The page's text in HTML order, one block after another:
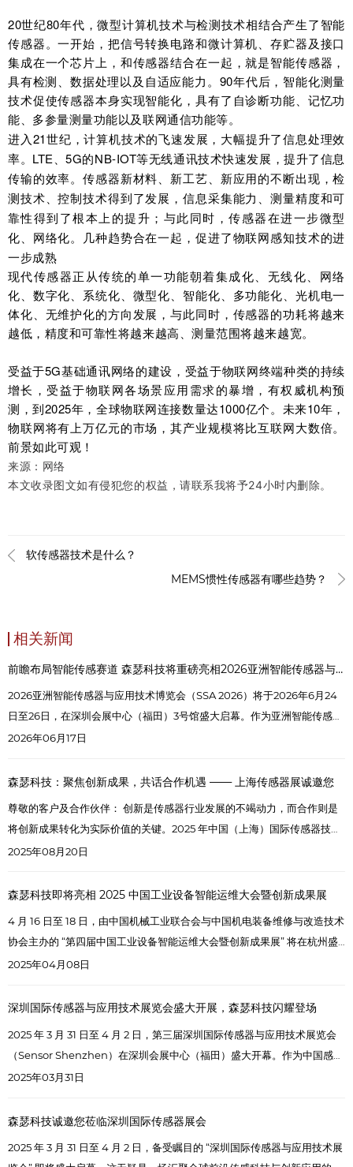
20世纪80年代，微型计算机技术与检测技术相结合产生了智能
传感器。一开始，把信号转换电路和微计算机、存贮器及接口
集成在一个芯片上，和传感器结合在一起，就是智能传感器，
具有检测、数据处理以及自适应能力。90年代后，智能化测量
技术促使传感器本身实现智能化，具有了自诊断功能、记忆功
能、多参量测量功能以及联网通信功能等。
进入21世纪，计算机技术的飞速发展，大幅提升了信息处理效
率。LTE、5G的NB-IOT等无线通讯技术快速发展，提升了信息
传输的效率。传感器新材料、新工艺、新应用的不断出现，检
测技术、控制技术得到了发展，信息采集能力、测量精度和可
靠性得到了根本上的提升；与此同时，传感器在进一步微型
化、网络化。几种趋势合在一起，促进了物联网感知技术的进
一步成熟
现代传感器正从传统的单一功能朝着集成化、无线化、网络
化、数字化、系统化、微型化、智能化、多功能化、光机电一
体化、无维护化的方向发展，与此同时，传感器的功耗将越来
越低，精度和可靠性将越来越高、测量范围将越来越宽。
受益于5G基础通讯网络的建设，受益于物联网终端种类的持续
增长，受益于物联网各场景应用需求的暴增，有权威机构预
测，到2025年，全球物联网连接数量达1000亿个。未来10年，
物联网将有上万亿元的市场，其产业规模将比互联网大数倍。
前景如此可观！
来源：网络
本文收录图文如有侵犯您的权益，请联系我将予24小时内删除。
软传感器技术是什么？
MEMS惯性传感器有哪些趋势？
相关新闻
前瞻布局智能传感赛道 森瑟科技将重磅亮相2026亚洲智能传感器与应用技术博览会
2026亚洲智能传感器与应用技术博览会（SSA 2026）将于2026年6月24
日至26日，在深圳会展中心（福田）3号馆盛大启幕。作为亚洲智能传感领
域极具影响力的年度行业盛会，本次展会以“智能感知·无限求解”为核心，
决方案，为行业搭建技术交流、商贸对接、资源协同的优质平台，广受智
2026年06月17日
森瑟科技：聚焦创新成果，共话合作机遇 —— 上海传感器展诚邀您
尊敬的客户及合作伙伴： 创新是传感器行业发展的不竭动力，而合作则是
将创新成果转化为实际价值的关键。2025 年中国（上海）国际传感器技术
与应用展览会，便是一场汇聚创新成果、孕育合作机遇的行业盛会。森瑟
创新力量，共商合作未来。
2025年08月20日
森瑟科技即将亮相 2025 中国工业设备智能运维大会暨创新成果展
4 月 16 日至 18 日，由中国机械工业联合会与中国机电装备维修与改造技术
协会主办的 “第四届中国工业设备智能运维大会暨创新成果展” 将在杭州盛
大召开。届时，深圳市森瑟科技发展有限公司将携前沿产品与技术精彩亮
2025年04月08日
深圳国际传感器与应用技术展览会盛大开展，森瑟科技闪耀登场
​2025 年 3 月 31 日至 4 月 2 日，第三届深圳国际传感器与应用技术展览会
（Sensor Shenzhen）在深圳会展中心（福田）盛大开幕。作为中国感知
领域覆盖面最广、产业链最全面的展会，本届 Sensor Shenzhen 再次成
2025年03月31日
森瑟科技诚邀您莅临深圳国际传感器展会
2025 年 3 月 31 日至 4 月 2 日，备受瞩目的 “深圳国际传感器与应用技术展